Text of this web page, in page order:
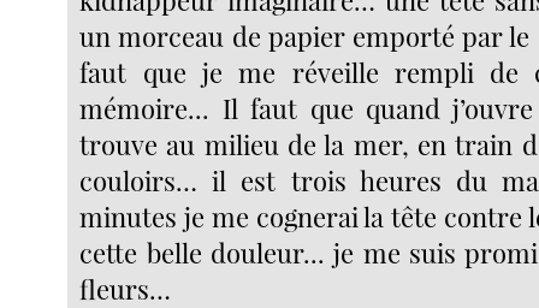
un morceau de papier emporté par le
faut que je me réveille rempli de
mémoire... Il faut que quand
trouve au milieu de la mer, en train
couloirs… il est trois heures du
minutes je me cognerai la tête contre
cette belle douleur... je me suis
fleurs…